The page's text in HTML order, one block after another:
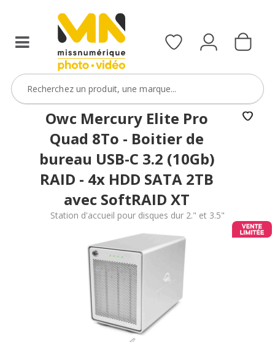
Owc Mercury Elite Pro
Quad 8To - Boitier de
bureau USB-C 3.2 (10Gb)
RAID - 4x HDD SATA 2TB
avec SoftRAID XT
Station d'accueil pour disques dur 2." et 3.5"